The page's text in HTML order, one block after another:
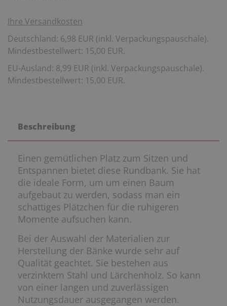
Ihre Versandkosten
Deutschland: 6,98 EUR (inkl. Verpackungspauschale).
Mindestbestellwert: 15,00 EUR.
EU-Ausland: 8,99 EUR (inkl. Verpackungspauschale).
Mindestbestellwert: 15,00 EUR.
Beschreibung
Einen gemütlichen Platz zum Sitzen und
Entspannen bietet diese Rundbank. Sie hat
die ideale Form, um um einen Baum
aufgebaut zu werden, sodass man ein
schattiges Plätzchen für die ruhigeren
Momente aufsuchen kann.
Bei der Auswahl der Materialien zur
Herstellung der Bänke wurde sehr auf
Qualität geachtet. Sie bestehen aus
verzinktem Stahl und Lärchenholz. So kann
von einer langen und zuverlässigen
Nutzungsdauer ausgegangen werden.